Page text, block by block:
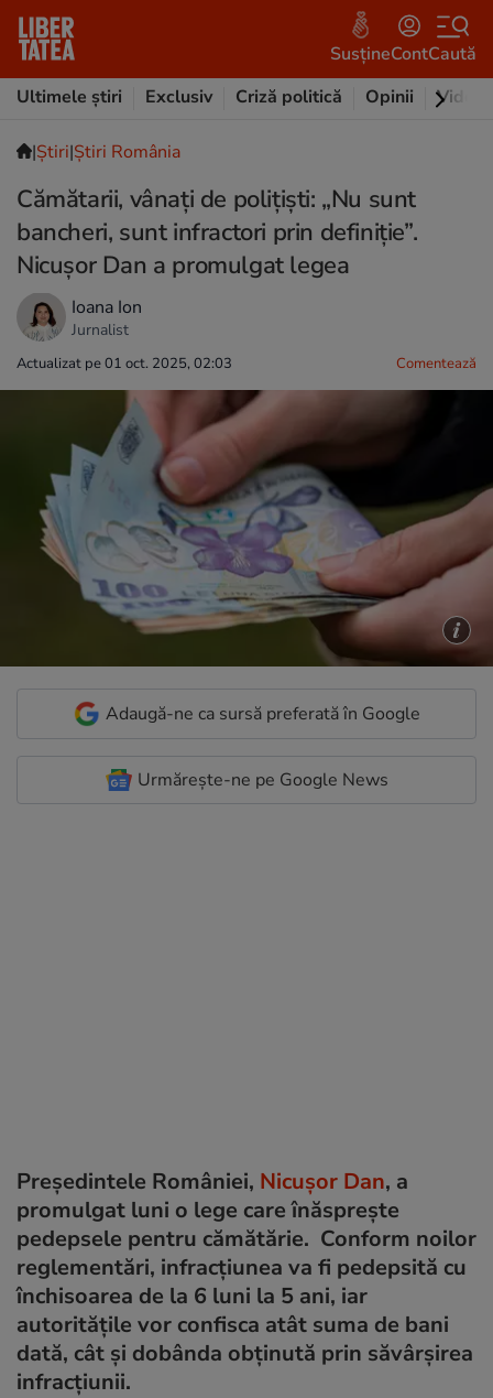
SusțineContCaută
Ultimele știri
Exclusiv Criză politică Opinii Video
|Ştiri|Știri România
Cămătarii, vânați de polițiști: „Nu sunt
bancheri, sunt infractori prin definiţie”.
Nicușor Dan a promulgat legea
Ioana Ion
Jurnalist
Actualizat pe 01 oct. 2025, 02:03 Comentează
Adaugă-ne ca sursă preferată în Google
Urmărește-ne pe Google News
Președintele României, Nicușor Dan, a
promulgat luni o lege care înăsprește
pedepsele pentru cămătărie. Conform noilor
reglementări, infracțiunea va fi pedepsită cu
închisoarea de la 6 luni la 5 ani, iar
autoritățile vor confisca atât suma de bani
dată, cât și dobânda obținută prin săvârșirea
infracțiunii.